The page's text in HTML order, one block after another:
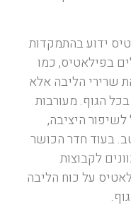
ידוע בהתמקדות
בפילאטיס, כמו
שרירי הליבה אלא
הגוף. מעורבות
לשיפור היציבה,
בעוד חדר הכושר
לקבוצות
על כוח הליבה